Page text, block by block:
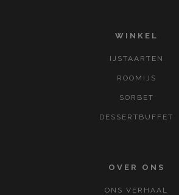
WINKEL
IJSTAARTEN
ROOMIJS
SORBET
DESSERTBUFFET
OVER ONS
ONS VERHAAL